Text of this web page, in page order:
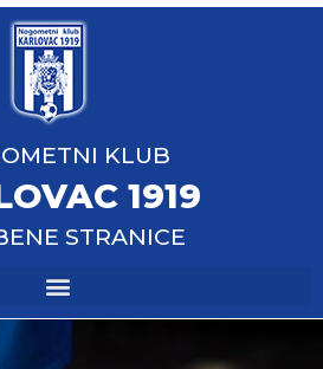
KLUB
1919
STRANICE